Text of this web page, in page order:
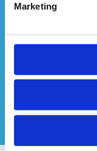
Marketing